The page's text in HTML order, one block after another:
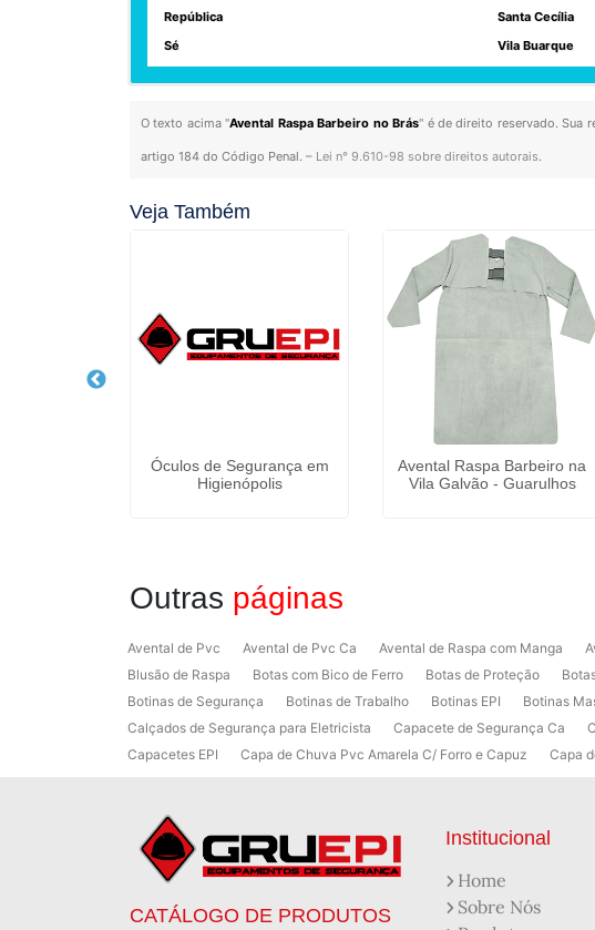
República
Santa Cecília
Sé
Vila Buarque
O texto acima "Avental Raspa Barbeiro no Brás" é de direito reservado. Sua
artigo 184 do Código Penal. – Lei n° 9.610-98 sobre direitos autorais.
Veja Também
Óculos de Segurança em
Higienópolis
Avental Raspa Barbeiro na
Vila Galvão - Guarulhos
Outras páginas
Avental de Pvc Avental de Pvc Ca Avental de Raspa com Manga
Blusão de Raspa
Botas com Bico de Ferro Botas de Proteção
Botinas de Segurança
Botinas de Trabalho Botinas EPI Botinas
Calçados de Segurança para Eletricista
Capacete de Segurança Ca
Capacetes EPI
Capa de Chuva Pvc Amarela C/ Forro e Capuz Capa
Distribuidor de Luva de Proteção
Empresa de Epi EPI Mangote de
Fabricante de Equipamentos de Segurança
Luva de Proteção Individual
Luva de Raspa Cano Curto
Luva em Látex Nitrilico
Luva Equipamento de Proteção Individual
CATÁLOGO DE PRODUTOS
Institucional
Home
Sobre Nós